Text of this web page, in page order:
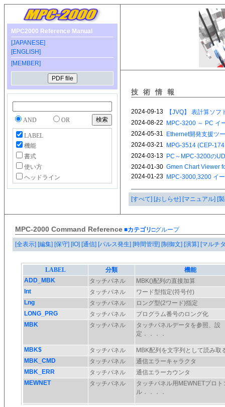
MPC2000 Reference Manual
[JAPANESE]
[ENGLISH]
[MEMBER]
AND OR
LABEL
機能
書式
使い方
ヘッドライン
技術情報
[すべて] [おしらせ] [マニュアル] [
MPC-2000 Command Reference ■カテゴリ□グループ
[全表示] [編集] [保守] [IO] [通信] [パルス発生] [時間管理] [制御文] [演算] [マルチ